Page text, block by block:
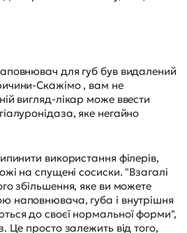
для губ був видалений
Скажімо , вам не
вигляд-лікар може ввести
яке негайно
використання філерів,
на спущені сосиски. "Взагалі
збільшення, яке ви можете
наповнювача, губа і внутрішня
до своєї нормальної форми",
Це просто залежить від того,